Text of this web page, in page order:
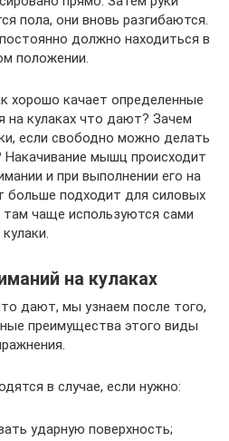
пола, они вновь разгибаются.
должно находиться в
положении.
хорошо качает определенные
кулаках что дают? Зачем
если свободно можно делать
Накачивание мышц происходит
и при выполнении его на
больше подходит для силовых
там чаще используются сами
кулаки.
на кулаках
дают, мы узнаем после того,
преимущества этого виды
в случае, если нужно:
ударную поверхность;